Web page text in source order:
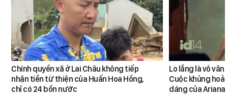
Chính quyền xã ở Lai Châu không tiếp
nhận tiền từ thiện của Huấn Hoa Hồng,
chỉ có 24 bồn nước
Lo lắng là vô văn
Cuộc khủng
dáng của Ariana